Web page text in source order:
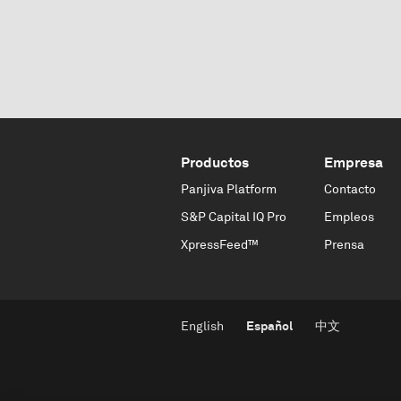
Productos
Panjiva Platform
S&P Capital IQ Pro
XpressFeed™
Empresa
Contacto
Empleos
Prensa
English Español 中文